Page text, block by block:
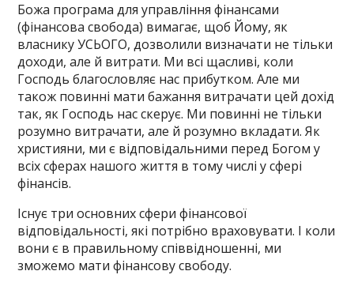
Божа програма для управління фінансами
(фінансова свобода) вимагає, щоб Йому, як
власнику УСЬОГО, дозволили визначати не тільки
доходи, але й витрати. Ми всі щасливі, коли
Господь благословляє нас прибутком. Але ми
також повинні мати бажання витрачати цей дохід
так, як Господь нас скерує. Ми повинні не тільки
розумно витрачати, але й розумно вкладати. Як
християни, ми є відповідальними перед Богом у
всіх сферах нашого життя в тому числі у сфері
фінансів.
Існує три основних сфери фінансової
відповідальності, які потрібно враховувати. І коли
вони є в правильному співвідношенні, ми
зможемо мати фінансову свободу.